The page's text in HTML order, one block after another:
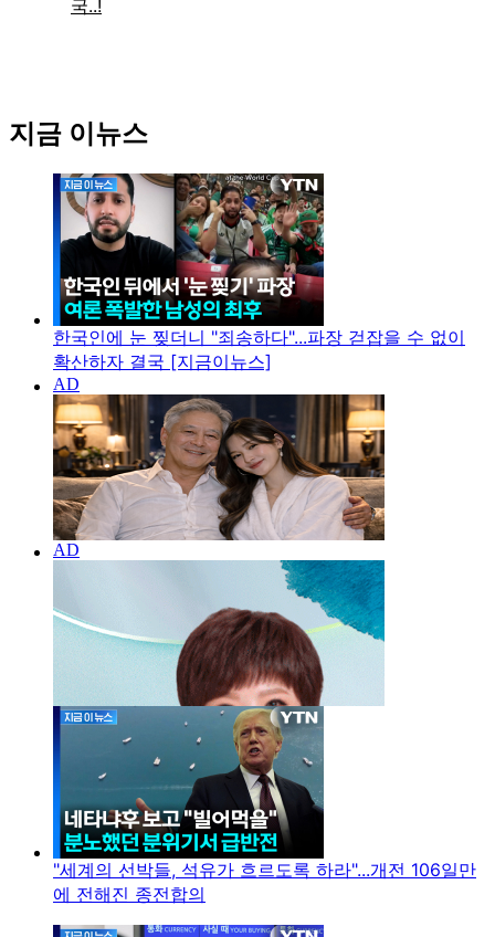
지금 이뉴스
한국인에 눈 찢더니 "죄송하다"...파장 걷잡을 수 없이
확산하자 결국 [지금이뉴스]
"세계의 선박들, 석유가 흐르도록 하라"...개전 106일만
에 전해진 종전합의